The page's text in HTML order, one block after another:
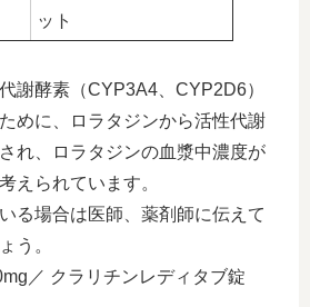
ット
謝酵素（CYP3A4、CYP2D6）
めに、ロラタジンから活性代謝
れ、ロラタジンの血漿中濃度が
えられています。
る場合は医師、薬剤師に伝えて
う。
／ クラリチンレディタブ錠